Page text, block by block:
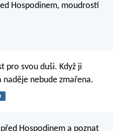
Hospodinem, moudrostí
pro svou duši. Když ji
naděje nebude zmařena.
Hospodinem a poznat